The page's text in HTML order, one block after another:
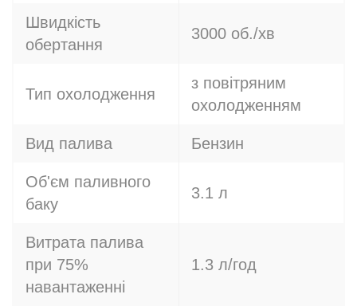
Швидкість
обертання
3000 об./хв
Тип охолодження
з повітряним
охолодженням
Вид палива Бензин
Об'єм паливного
баку
3.1 л
Витрата палива
при 75%
навантаженні
1.3 л/год